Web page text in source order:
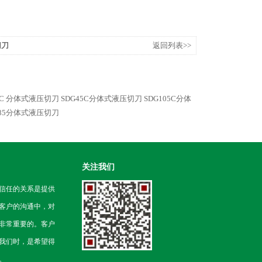
返回列表>>
分体式液压切刀 SDG45C分体式液压切刀 SDG105C分体
分体式液压切刀
任的关系是提供
户的沟通中，对
常重要的。客户
们时，是希望得
关注我们